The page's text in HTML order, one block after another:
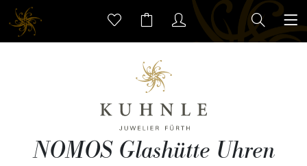
NOMOS Glashütte Uhren